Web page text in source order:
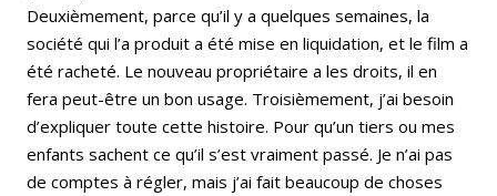
Deuxièmement, parce qu’il y a quelques semaines, la
société qui l’a produit a été mise en liquidation, et le film a
été racheté. Le nouveau propriétaire a les droits, il en
fera peut-être un bon usage. Troisièmement, j’ai besoin
d’expliquer toute cette histoire. Pour qu’un tiers ou mes
enfants sachent ce qu’il s’est vraiment passé. Je n’ai pas
de comptes à régler, mais j’ai fait beaucoup de choses